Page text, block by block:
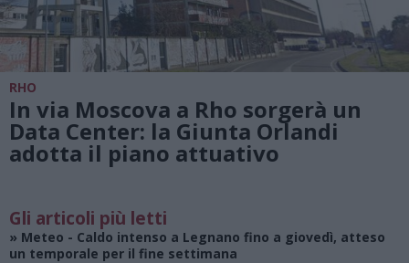
RHO
In via Moscova a Rho sorgerà un
Data Center: la Giunta Orlandi
adotta il piano attuativo
Gli articoli più letti
» Meteo - Caldo intenso a Legnano fino a giovedì, atteso
un temporale per il fine settimana